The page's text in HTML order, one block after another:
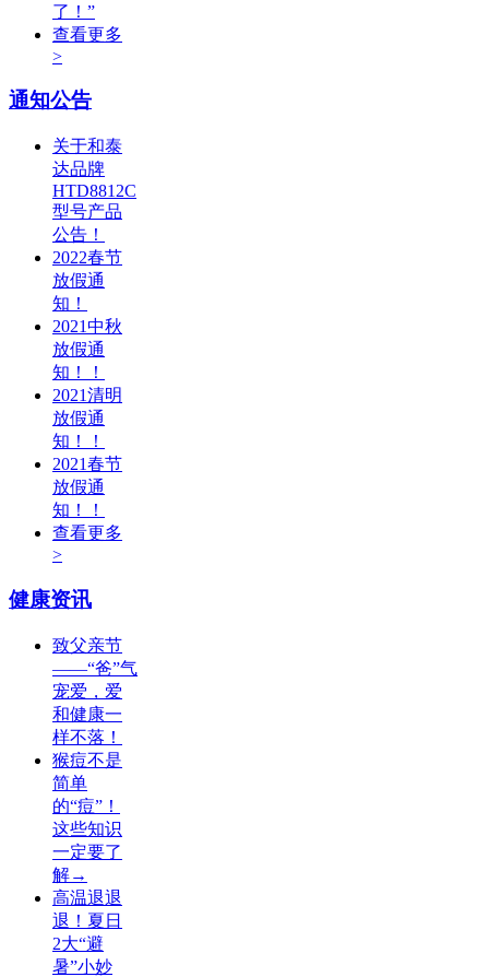
了！”
查看更多
>
通知公告
关于和泰
达品牌
HTD8812C
型号产品
公告！
2022春节
放假通
知！
2021中秋
放假通
知！！
2021清明
放假通
知！！
2021春节
放假通
知！！
查看更多
>
健康资讯
致父亲节
——“爸”气
宠爱，爱
和健康一
样不落！
猴痘不是
简单
的“痘”！
这些知识
一定要了
解→
高温退退
退！夏日
2大“避
暑”小妙